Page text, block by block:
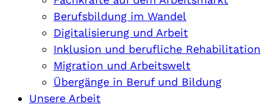
Berufsbildung im Wandel
Digitalisierung und Arbeit
Inklusion und berufliche Rehabilitation
Migration und Arbeitswelt
Übergänge in Beruf und Bildung
Unsere Arbeit